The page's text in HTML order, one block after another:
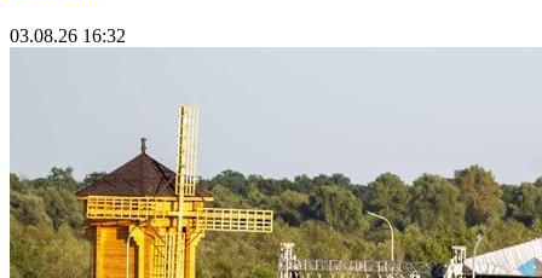
03.08.26 16:32